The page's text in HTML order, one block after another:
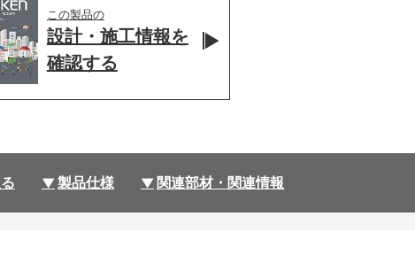
この製品の
設計・施工情報を
確認する
製品仕様 関連部材・関連情報